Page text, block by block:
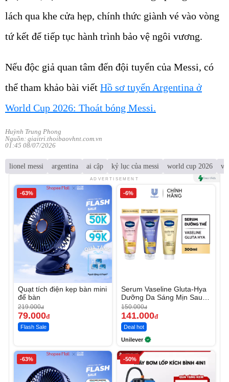
lách qua khe cửa hẹp, chính thức giành vé vào vòng
tứ kết để tiếp tục hành trình bảo vệ ngôi vương.
Nếu độc giả quan tâm đến đội tuyển của Messi, có
thể tham khảo bài viết Hồ sơ tuyển Argentina ở
World Cup 2026: Thoát bóng Messi.
Huỳnh Trung Phong
Nguồn: giaitri.thoibaovhnt.com.vn
01:45 08/07/2026
lionel messi argentina ai cập kỷ lục của messi world cup 2026
ADVERTISEMENT
-63%
Quạt tích điện kẹp bàn mini
để bàn
219.000đ
79.000đ
Flash Sale
-6%
Serum Vaseline Gluta-Hya
Dưỡng Da Sáng Mịn Sau 7
Ngày
150.000đ
141.000đ
Deal hot
Unilever
-63% -50%